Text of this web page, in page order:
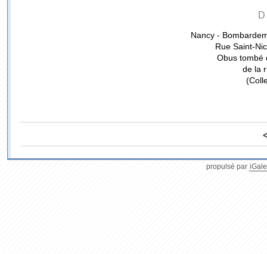
Nancy -
Rue Saint-
Obus tombé
de la
propulsé par